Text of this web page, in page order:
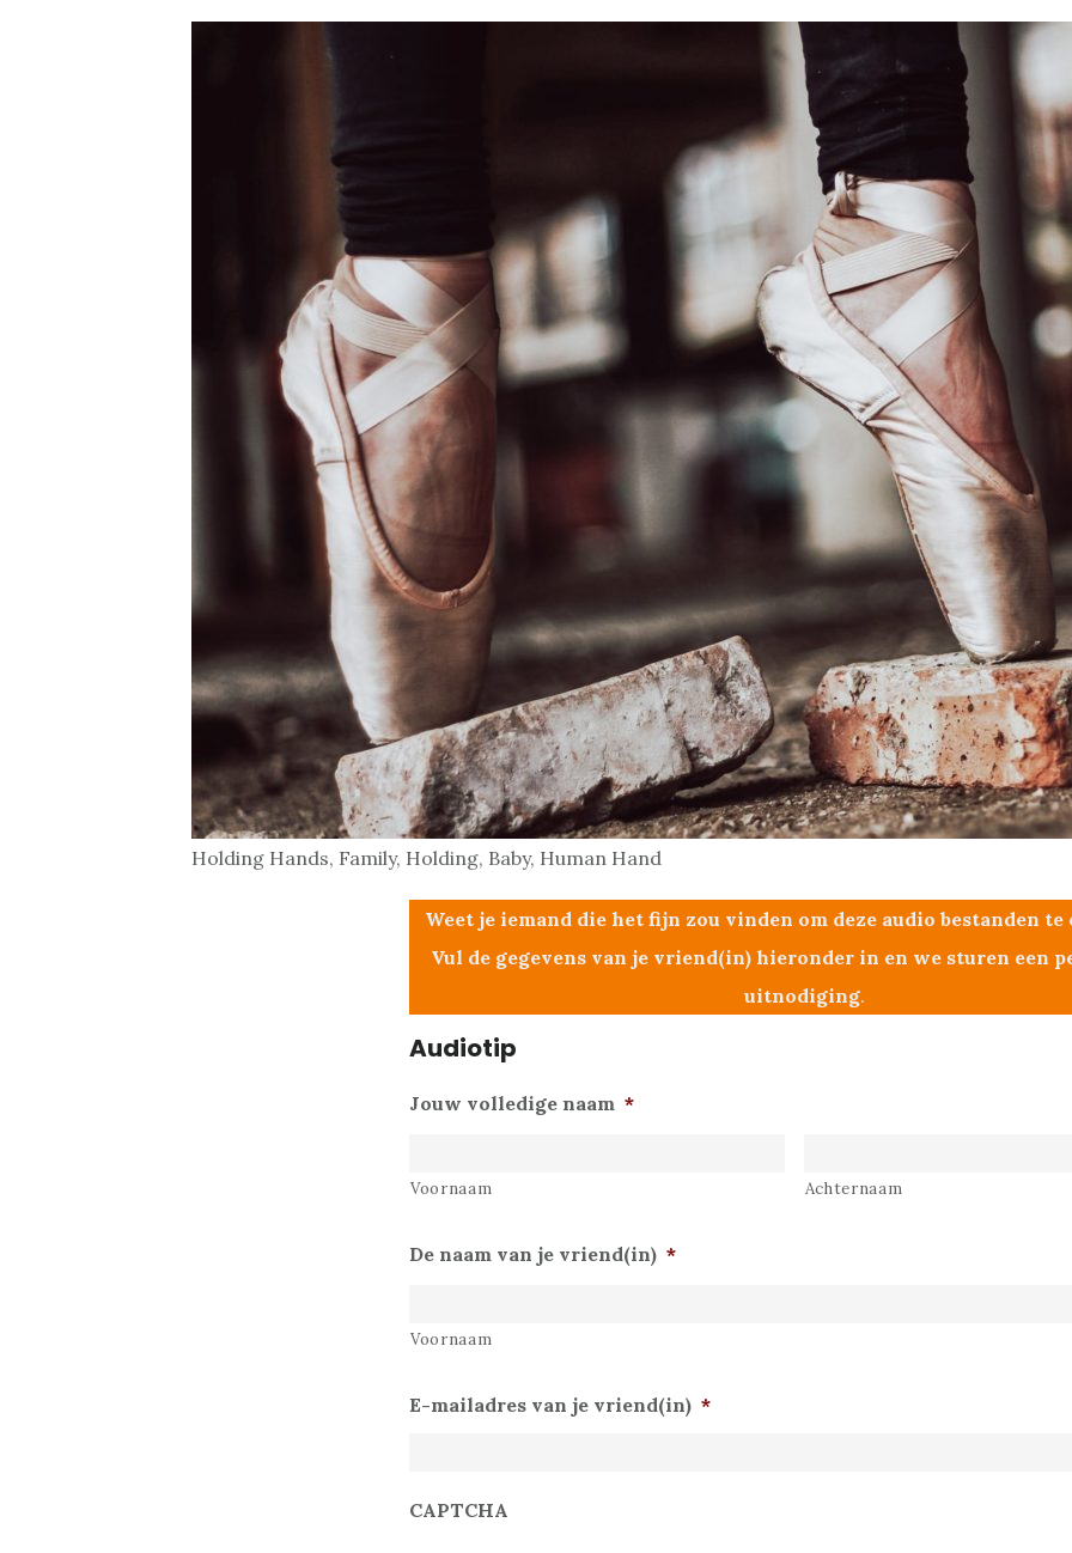
Holding Hands, Family, Holding, Baby, Human Hand
Weet je iemand die het fijn zou vinden om deze audio bestanden te
Vul de gegevens van je vriend(in) hieronder in en we sturen een
uitnodiging.
Audiotip
Jouw volledige naam *
Voornaam Achternaam
De naam van je vriend(in) *
Voornaam
E-mailadres van je vriend(in) *
CAPTCHA